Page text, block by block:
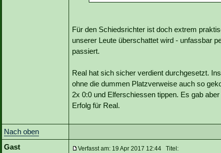
Für den Schiedsrichter ist doch extrem
unserer Leute überschattet wird - unfassbar
passiert.
Real hat sich sicher verdient durchgesetzt.
ohne die dummen Platzverweise auch so
2x 0:0 und Elferschiessen tippen. Es gab
Erfolg für Real.
Nach oben
Gast
Verfasst am: 19 Apr 2017 12:44 Titel: